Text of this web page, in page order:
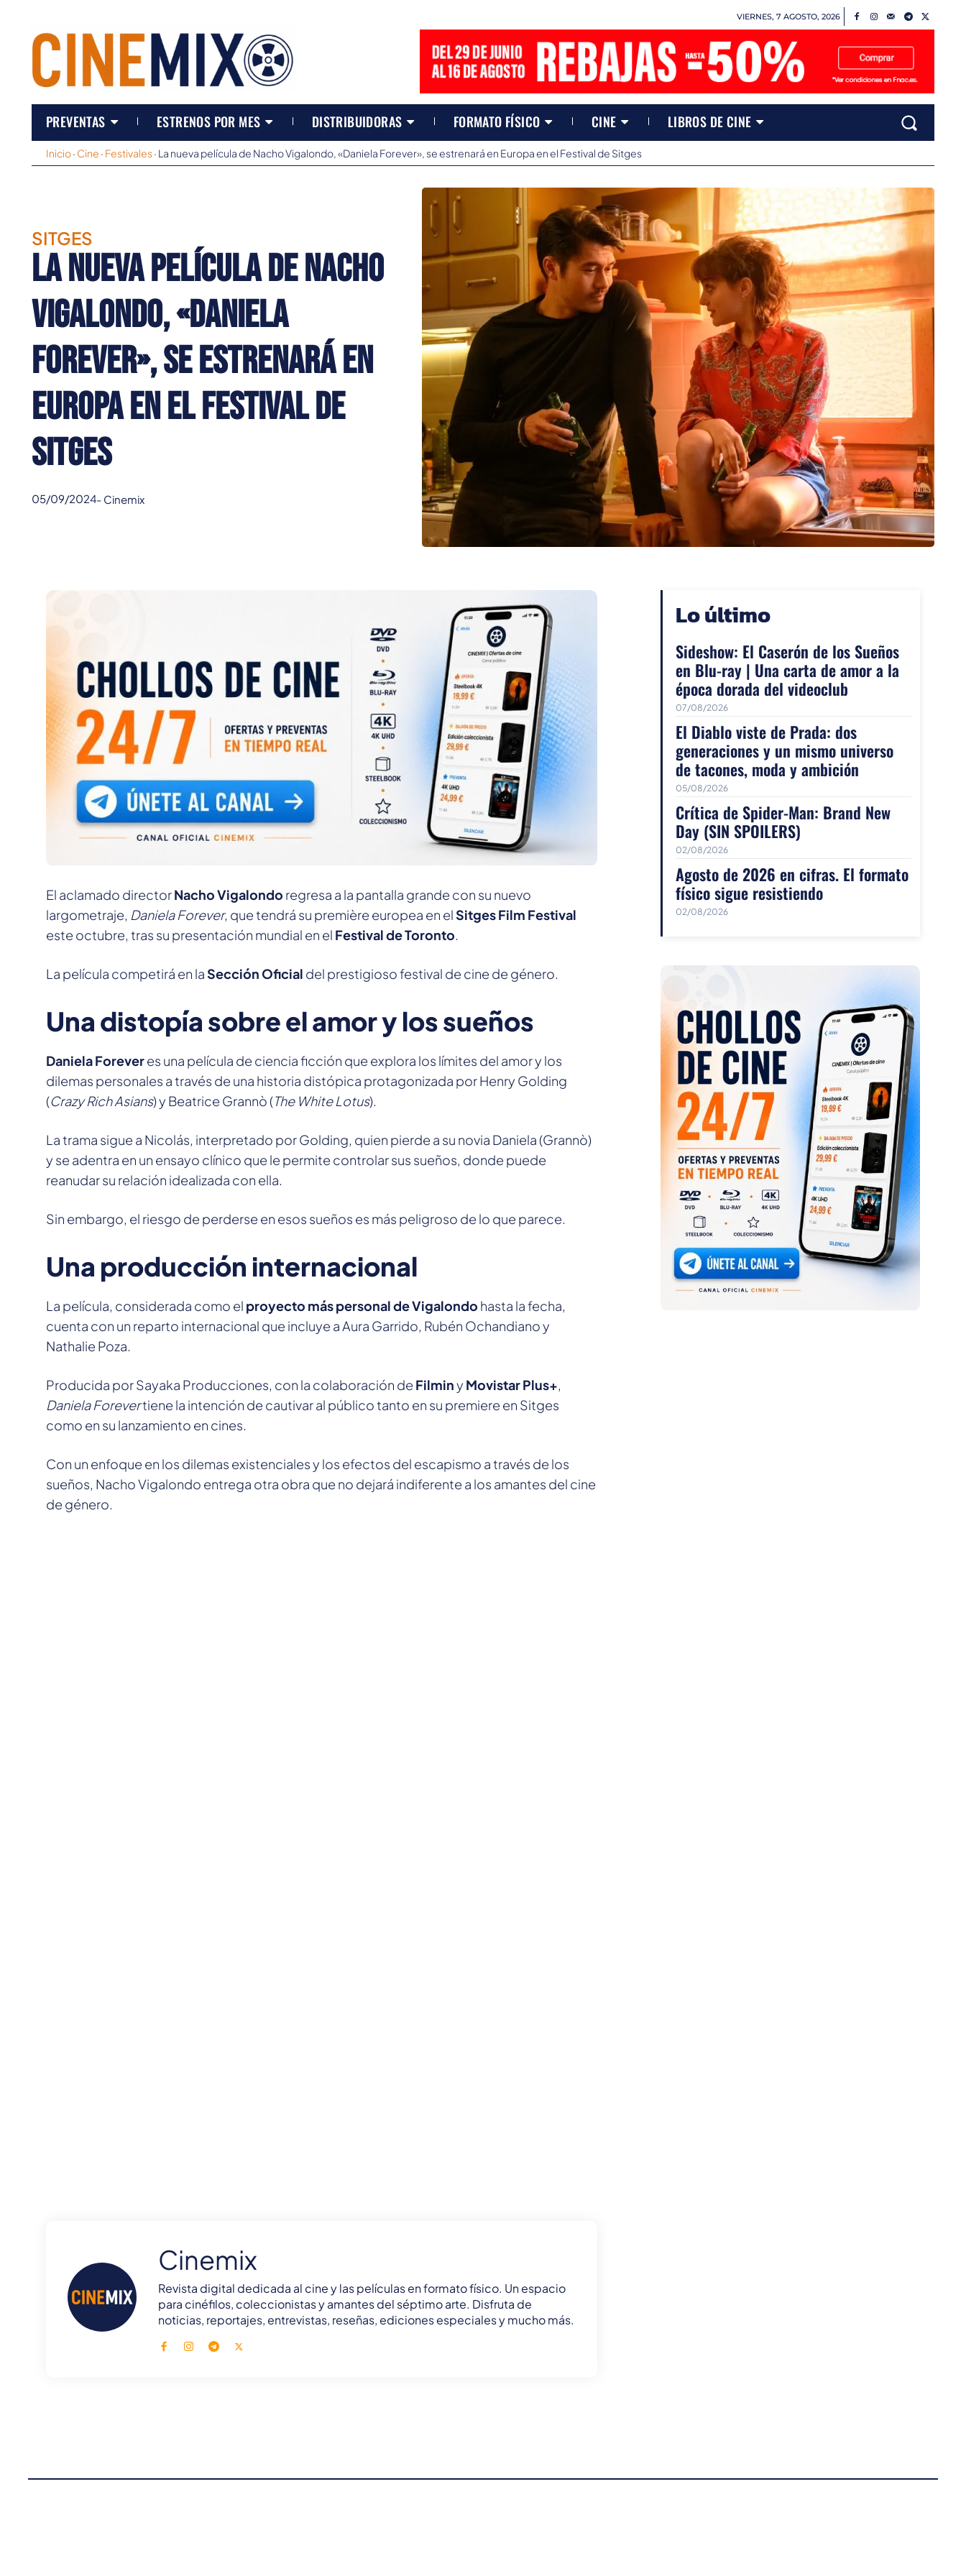
VIERNES, 7 AGOSTO, 2026
PREVENTAS ESTRENOS POR MES DISTRIBUIDORAS FORMATO FÍSICO CINE LIBROS DE CINE
Inicio· Cine · Festivales· La nueva película de Nacho Vigalondo, «Daniela Forever», se estrenará en Europa en el Festival de Sitges
SITGES
La nueva película de Nacho
Vigalondo, «Daniela
Forever», se estrenará en
Europa en el Festival de
Sitges
05/09/2024- Cinemix
El aclamado directorNacho Vigalondo regresa a la pantalla grande con su nuevo
largometraje, Daniela Forever, que tendrá su première europea en elSitges Film Festival
este octubre, tras su presentación mundial en el Festival de Toronto.
La película competirá en laSección Oficial del prestigioso festival de cine de género.
Una distopía sobre el amor y los sueños
Daniela Foreveres una película de ciencia ficción que explora los límites del amor y los
dilemas personales a través de una historia distópica protagonizada por Henry Golding
(Crazy Rich Asians) y Beatrice Grannò (The White Lotus).
La trama sigue a Nicolás, interpretado por Golding, quien pierde a su novia Daniela (Grannò)
y se adentra en un ensayo clínico que le permite controlar sus sueños, donde puede
reanudar su relación idealizada con ella.
Sin embargo, el riesgo de perderse en esos sueños es más peligroso de lo que parece.
Una producción internacional
La película, considerada como el proyecto más personal de Vigalondo hasta la fecha,
cuenta con un reparto internacional que incluye a Aura Garrido, Rubén Ochandiano y
Nathalie Poza.
Producida por Sayaka Producciones, con la colaboración de Filminy Movistar Plus+,
Daniela Forevertiene la intención de cautivar al público tanto en su premiere en Sitges
como en su lanzamiento en cines.
Con un enfoque en los dilemas existenciales y los efectos del escapismo a través de los
sueños, Nacho Vigalondo entrega otra obra que no dejará indiferente a los amantes del cine
de género.
Cinemix
Revista digital dedicada al cine y las películas en formato físico. Un espacio
para cinéfilos, coleccionistas y amantes del séptimo arte. Disfruta de
noticias, reportajes, entrevistas, reseñas, ediciones especiales y mucho más.
Lo último
Sideshow: El Caserón de los Sueños
en Blu-ray | Una carta de amor a la
época dorada del videoclub
07/08/2026
El Diablo viste de Prada: dos
generaciones y un mismo universo
de tacones, moda y ambición
05/08/2026
Crítica de Spider-Man: Brand New
Day (SIN SPOILERS)
02/08/2026
Agosto de 2026 en cifras. El formato
físico sigue resistiendo
02/08/2026